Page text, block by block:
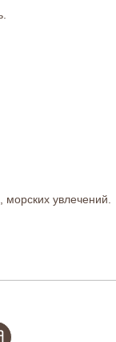
увлечений.